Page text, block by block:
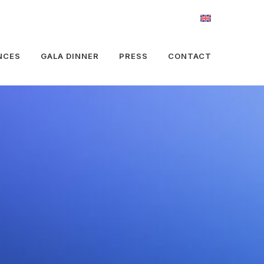
GALA DINNER PRESS CONTACT